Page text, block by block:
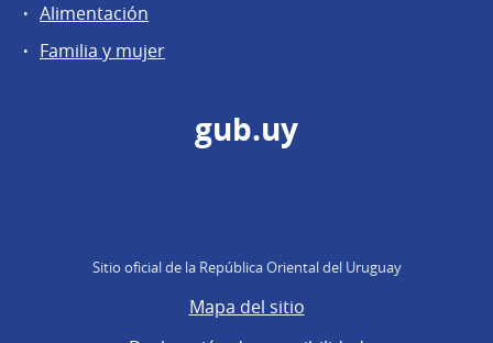
Alimentación
Familia y mujer
gub.uy
Sitio oficial de la República Oriental del Uruguay
Mapa del sitio